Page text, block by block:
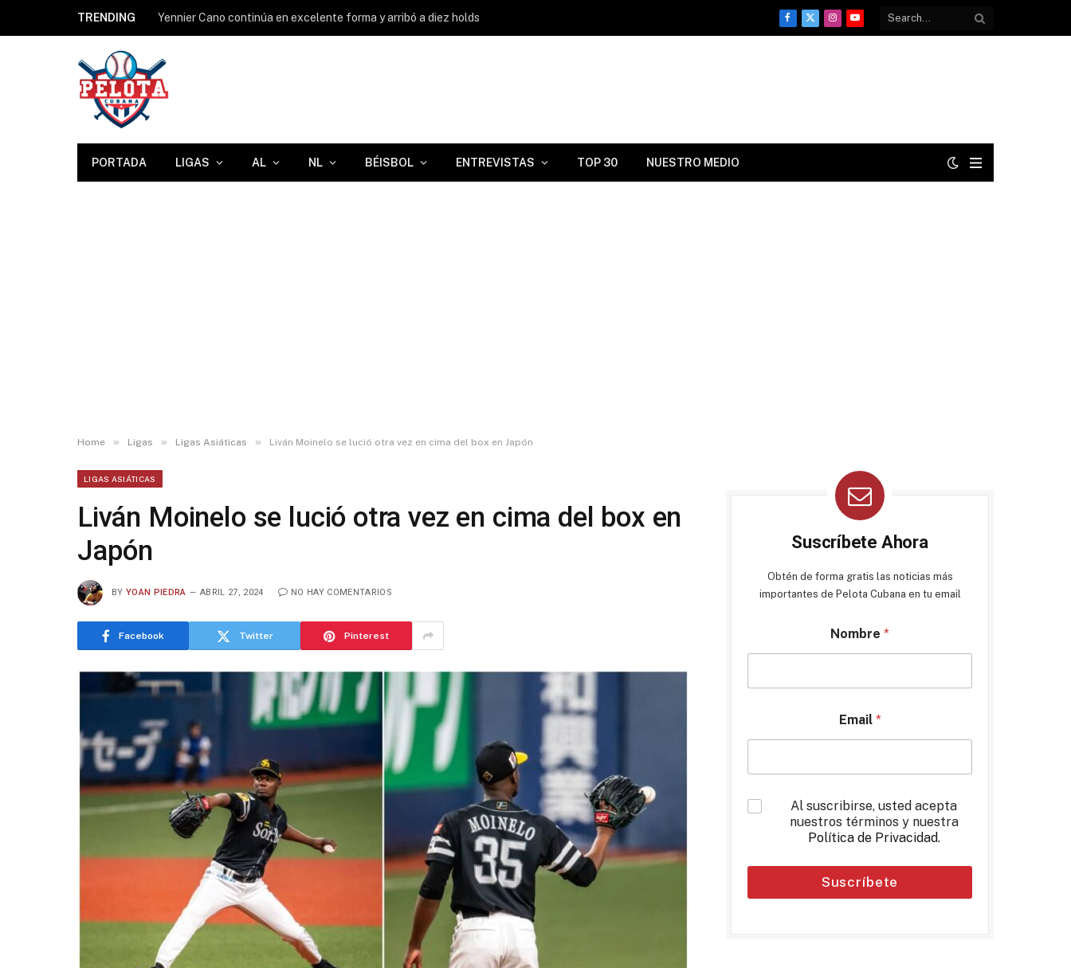
TRENDING Yennier Cano continúa en excelente forma y arribó a diez holds
Facebook
X
InstagramYouTube
PORTADA LIGAS AL NL BÉISBOL ENTREVISTAS TOP 30 NUESTRO MEDIO
Home » Ligas » Ligas Asiáticas » Liván Moinelo se lució otra vez en cima del box en Japón
LIGAS ASIÁTICAS
Liván Moinelo se lució otra vez en cima del box en
Japón
BY YOAN PIEDRA ABRIL 27, 2024 NO HAY COMENTARIOS
Facebook Twitter Pinterest
Suscríbete Ahora
Obtén de forma gratis las noticias más
importantes de Pelota Cubana en tu email
Nombre *
Email *
*
Al suscribirse, usted acepta
nuestros términos y nuestra
Política de Privacidad.
Suscríbete